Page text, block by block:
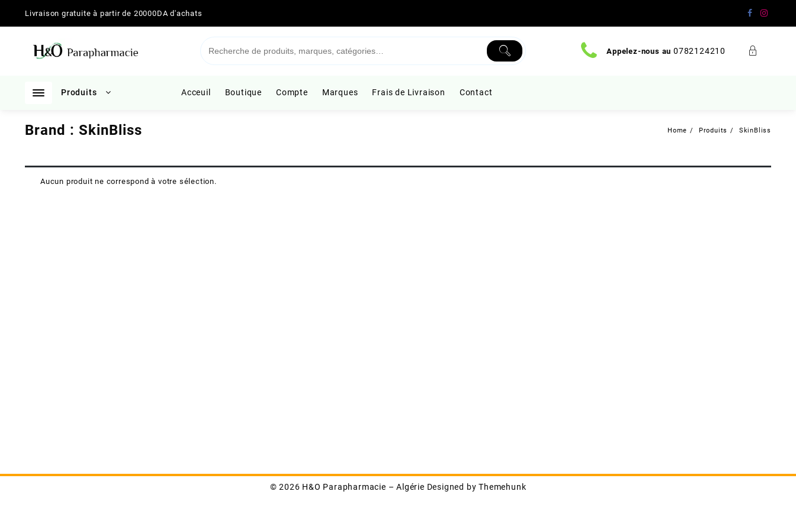
Livraison gratuite à partir de 20000DA d'achats
Appelez-nous au 0782124210
Produits Acceuil Boutique Compte Marques Frais de Livraison Contact
Brand : SkinBliss Home Produits SkinBliss
Aucun produit ne correspond à votre sélection.
© 2026 H&O Parapharmacie – Algérie Designed by Themehunk